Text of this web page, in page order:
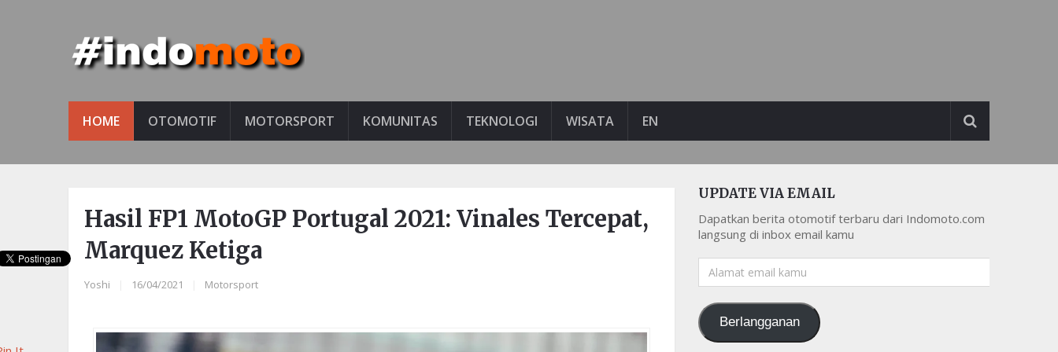
HOME OTOMOTIF MOTORSPORT KOMUNITAS TEKNOLOGI WISATA EN
Hasil FP1 MotoGP Portugal 2021: Vinales Tercepat,
Marquez Ketiga
Yoshi 16/04/2021 Motorsport
UPDATE VIA EMAIL
Dapatkan berita otomotif terbaru dari Indomoto.com
langsung di inbox email kamu
Alamat
email
Berlangganan